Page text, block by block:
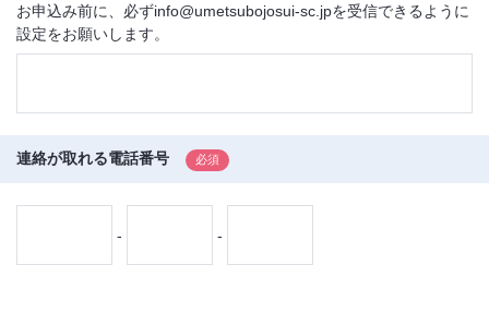
お申込み前に、必ずinfo@umetsubojosui-sc.jpを受信できるように
設定をお願いします。
連絡が取れる電話番号
- -